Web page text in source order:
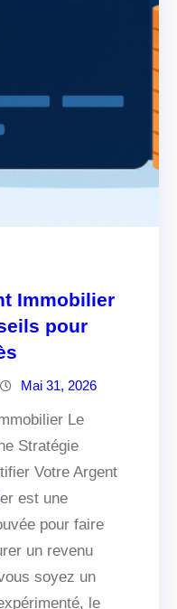
Immobilier
pour
Mai 31, 2026
Le
Stratégie
Votre Argent
est une
pour faire
un revenu
soyez un
le